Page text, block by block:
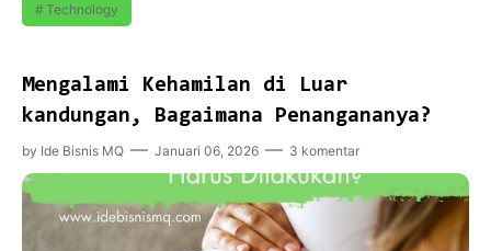
Technology
Mengalami Kehamilan di Luar
kandungan, Bagaimana Penangananya?
by Ide Bisnis MQ Januari 06, 2026 3 komentar